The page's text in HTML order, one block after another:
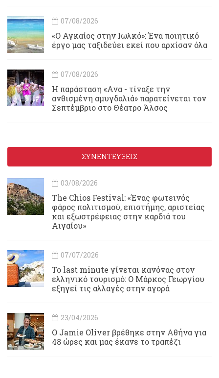
07/08/2026
«Ο Αγκαίος στην Ιωλκό»: Ένα ποιητικό
έργο μας ταξιδεύει εκεί που αρχίσαν όλα
07/08/2026
Η παράσταση «Ανα - τίναξε την
ανθισμένη αμυγδαλιά» παρατείνεται τον
Σεπτέμβριο στο Θέατρο Άλσος
ΣΥΝΕΝΤΕΥΞΕΙΣ
03/08/2026
Τhe Chios Festival: «Ένας φωτεινός
φάρος πολιτισμού, επιστήμης, αριστείας
και εξωστρέφειας στην καρδιά του
Αιγαίου»
07/07/2026
Το last minute γίνεται κανόνας στον
ελληνικό τουρισμό: Ο Μάρκος Γεωργίου
εξηγεί τις αλλαγές στην αγορά
23/04/2026
Ο Jamie Oliver βρέθηκε στην Αθήνα για
48 ώρες και μας έκανε το τραπέζι